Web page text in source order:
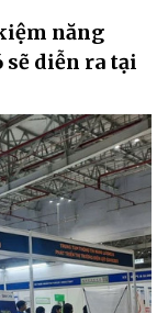
năng
sẽ diễn ra tại